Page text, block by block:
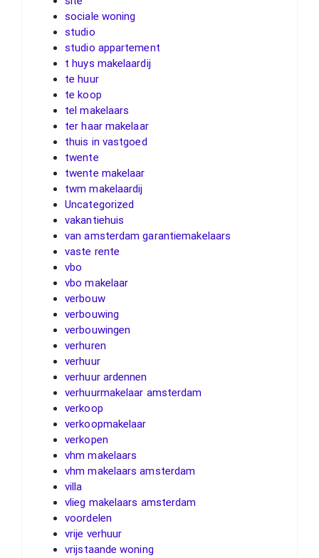
sociale woning
studio
studio appartement
t huys makelaardij
te huur
te koop
tel makelaars
ter haar makelaar
thuis in vastgoed
twente
twente makelaar
twm makelaardij
Uncategorized
vakantiehuis
van amsterdam garantiemakelaars
vaste rente
vbo
vbo makelaar
verbouw
verbouwing
verbouwingen
verhuren
verhuur
verhuur ardennen
verhuurmakelaar amsterdam
verkoop
verkoopmakelaar
verkopen
vhm makelaars
vhm makelaars amsterdam
villa
vlieg makelaars amsterdam
voordelen
vrije verhuur
vrijstaande woning